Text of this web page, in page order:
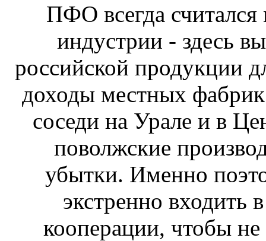
ПФО всегда
индустрии - здесь
российской продукции
доходы местных
соседи на Урале и в
поволжские
убытки. Именно
экстренно входить
кооперации, чтобы